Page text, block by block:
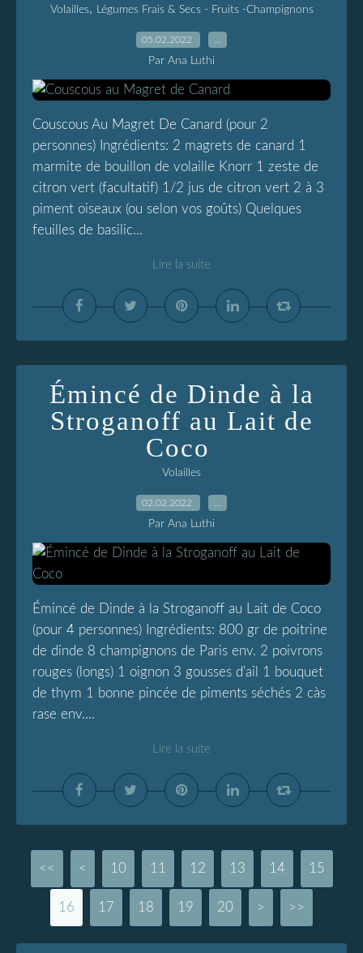
Volailles, Légumes Frais & Secs - Fruits -Champignons
05.02.2022
Par Ana Luthi
Couscous Au Magret De Canard (pour 2
personnes) Ingrédients: 2 magrets de canard 1
marmite de bouillon de volaille Knorr 1 zeste de
citron vert (facultatif) 1/2 jus de citron vert 2 à 3
piment oiseaux (ou selon vos goûts) Quelques
feuilles de basilic...
Lire la suite
Émincé de Dinde à la
Stroganoff au Lait de
Coco
Volailles
02.02.2022
Par Ana Luthi
Émincé de Dinde à la Stroganoff au Lait de Coco
(pour 4 personnes) Ingrédients: 800 gr de poitrine
de dinde 8 champignons de Paris env. 2 poivrons
rouges (longs) 1 oignon 3 gousses d'ail 1 bouquet
de thym 1 bonne pincée de piments séchés 2 càs
rase env....
Lire la suite
<< < 10 11 12 13 14 15
16 17 18 19 20 > >>